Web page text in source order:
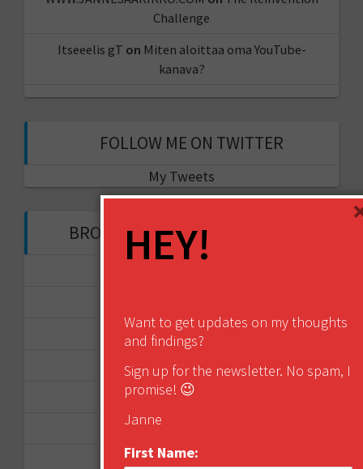
Challenge
Itseeelis gT on Miten aloittaa oma YouTube-
kanava?
FOLLOW ME ON TWITTER
My Tweets
BROWSE THROUGH THE HISTORY
August 2017
February 2017
December 2016
November 2016
October 2016
HEY!
Want to get updates on my thoughts
and findings?
Sign up for the newsletter. No spam, I
promise! 😉
Janne
First Name: